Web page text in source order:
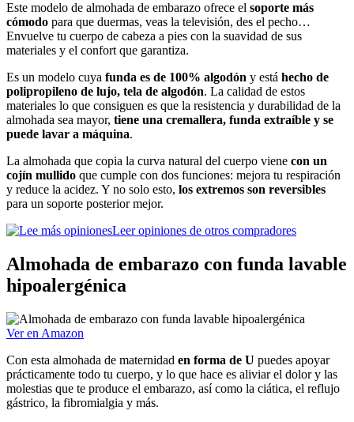
Este modelo de almohada de embarazo ofrece el soporte más
cómodo para que duermas, veas la televisión, des el pecho…
Envuelve tu cuerpo de cabeza a pies con la suavidad de sus
materiales y el confort que garantiza.
Es un modelo cuya funda es de 100% algodón y está hecho de
polipropileno de lujo, tela de algodón. La calidad de estos
materiales lo que consiguen es que la resistencia y durabilidad de la
almohada sea mayor, tiene una cremallera, funda extraíble y se
puede lavar a máquina.
La almohada que copia la curva natural del cuerpo viene con un
cojín mullido que cumple con dos funciones: mejora tu respiración
y reduce la acidez. Y no solo esto, los extremos son reversibles
para un soporte posterior mejor.
Leer opiniones de otros compradores
Almohada de embarazo con funda lavable
hipoalergénica
Ver en Amazon
Con esta almohada de maternidad en forma de U puedes apoyar
prácticamente todo tu cuerpo, y lo que hace es aliviar el dolor y las
molestias que te produce el embarazo, así como la ciática, el reflujo
gástrico, la fibromialgia y más.